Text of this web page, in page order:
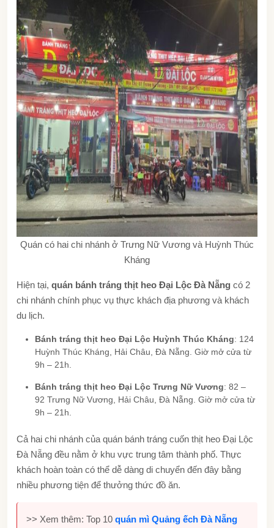
Quán có hai chi nhánh ở Trưng Nữ Vương và Huỳnh Thúc
Kháng
Hiện tại, quán bánh tráng thịt heo Đại Lộc Đà Nẵng có 2
chi nhánh chính phục vụ thực khách địa phương và khách
du lịch.
Bánh tráng thịt heo Đại Lộc Huỳnh Thúc Kháng: 124
Huỳnh Thúc Kháng, Hải Châu, Đà Nẵng. Giờ mở cửa từ
9h – 21h.
Bánh tráng thịt heo Đại Lộc Trưng Nữ Vương: 82 –
92 Trưng Nữ Vương, Hải Châu, Đà Nẵng. Giờ mở cửa từ
9h – 21h.
Cả hai chi nhánh của quán bánh tráng cuốn thịt heo Đại Lộc
Đà Nẵng đều nằm ở khu vực trung tâm thành phố. Thực
khách hoàn toàn có thể dễ dàng di chuyển đến đây bằng
nhiều phương tiện để thưởng thức đồ ăn.
>> Xem thêm: Top 10 quán mì Quảng ếch Đà Nẵng